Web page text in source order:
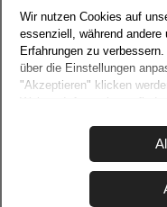
4,7
27
4
Punkten
Wir nutzen Cookies auf
essenziell, während
Erfahrungen zu
über die Einstellungen
"Akzeptieren" klicken
Weitere Informationen